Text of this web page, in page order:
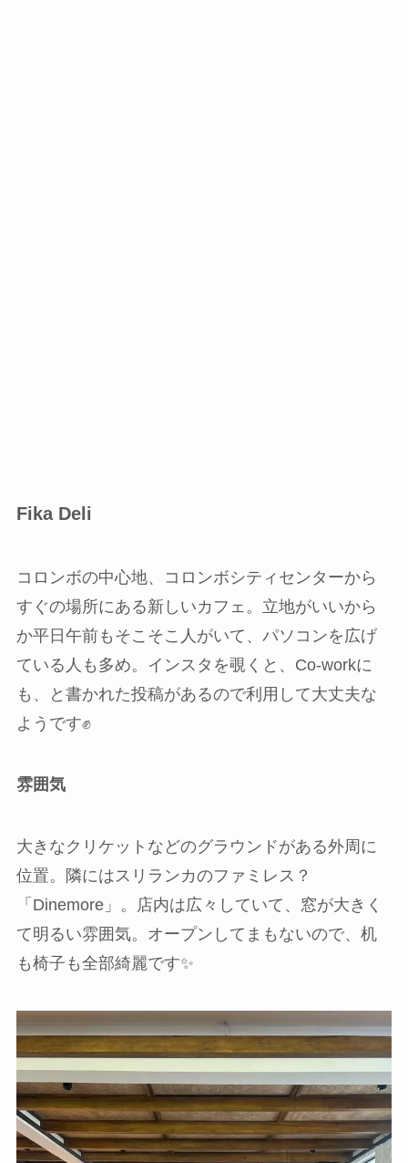
Fika Deli
コロンボの中心地、コロンボシティセンターから
すぐの場所にある新しいカフェ。立地がいいから
か平日午前もそこそこ人がいて、パソコンを広げ
ている人も多め。インスタを覗くと、Co-workに
も、と書かれた投稿があるので利用して大丈夫な
ようです✊
雰囲気
大きなクリケットなどのグラウンドがある外周に
位置。隣にはスリランカのファミレス？
「Dinemore」。店内は広々していて、窓が大きく
て明るい雰囲気。オープンしてまもないので、机
も椅子も全部綺麗です✨